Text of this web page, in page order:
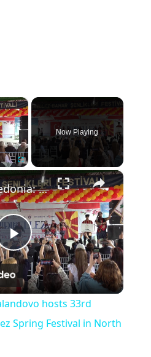
×
Now Playing
×
Play
Video
North Macedonia: Valandovo hosts 33rd International Hidirellez Spring Festival in North Macedonia.
hosts 33rd
Spring Festival in North